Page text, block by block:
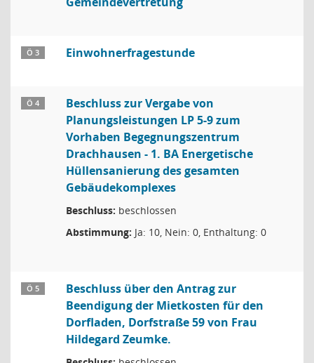
Ö 3 Einwohnerfragestunde
Ö 4
Beschluss zur Vergabe von
Planungsleistungen LP 5-9 zum
Vorhaben Begegnungszentrum
Drachhausen - 1. BA Energetische
Hüllensanierung des gesamten
Gebäudekomplexes
Beschluss: beschlossen
Abstimmung: Ja: 10, Nein: 0, Enthaltung: 0
Ö 5
Beschluss über den Antrag zur
Beendigung der Mietkosten für den
Dorfladen, Dorfstraße 59 von Frau
Hildegard Zeumke.